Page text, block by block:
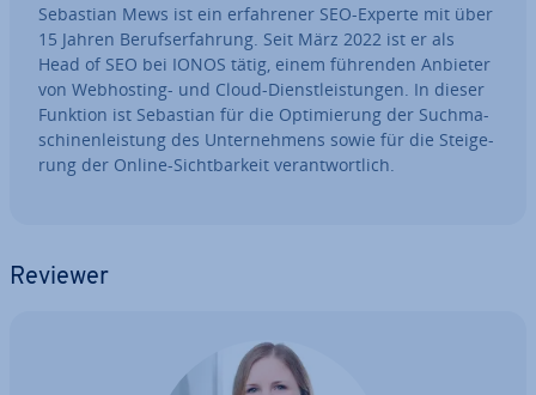
Sebastian Mews ist ein er­fah­re­ner SEO-Experte mit über
15 Jahren Be­rufs­er­fah­rung. Seit März 2022 ist er als
Head of SEO bei IONOS tätig, einem führenden Anbieter
von Web­hos­ting- und Cloud-Dienst­leis­tun­gen. In dieser
Funktion ist Sebastian für die Op­ti­mie­rung der Such­ma­
schi­nen­leis­tung des Un­ter­neh­mens sowie für die Stei­ge­
rung der Online-Sicht­bar­keit ver­ant­wort­lich.
Reviewer